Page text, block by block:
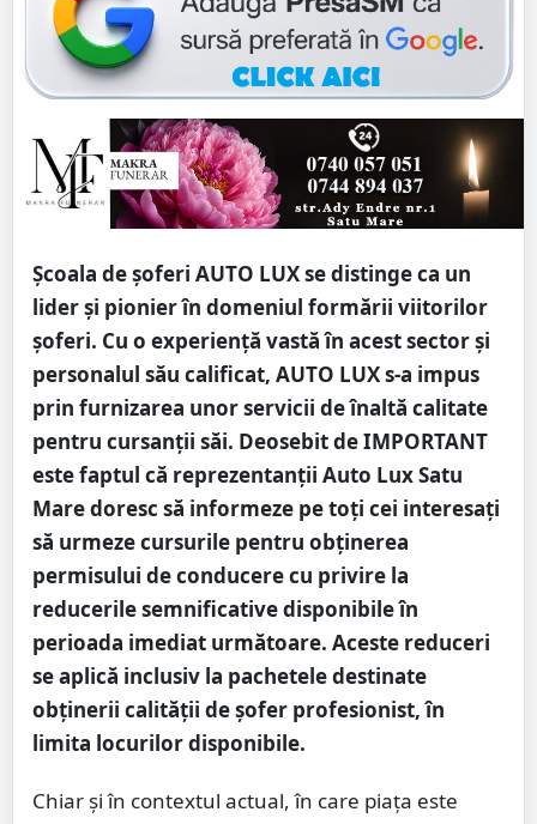
Școala de șoferi AUTO LUX se distinge ca un
lider și pionier în domeniul formării viitorilor
șoferi. Cu o experiență vastă în acest sector și
personalul său calificat, AUTO LUX s-a impus
prin furnizarea unor servicii de înaltă calitate
pentru cursanții săi. Deosebit de IMPORTANT
este faptul că reprezentanții Auto Lux Satu
Mare doresc să informeze pe toți cei interesați
să urmeze cursurile pentru obținerea
permisului de conducere cu privire la
reducerile semnificative disponibile în
perioada imediat următoare. Aceste reduceri
se aplică inclusiv la pachetele destinate
obținerii calității de șofer profesionist, în
limita locurilor disponibile.
Chiar și în contextul actual, în care piața este